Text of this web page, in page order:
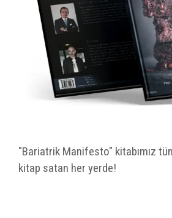
"Bariatrik Manifesto" kitabımız
kitap satan her yerde!